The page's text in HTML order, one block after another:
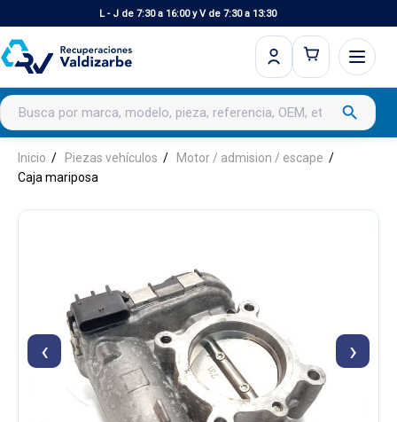
L - J de 7:30 a 16:00 y V de 7:30 a 13:30
Buscar productos search
Inicio Piezas vehículos
Motor / admision / escape
Caja mariposa
‹ ›